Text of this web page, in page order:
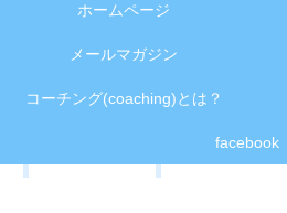
ホームページ
メールマガジン
コーチング(coaching)とは？
facebook